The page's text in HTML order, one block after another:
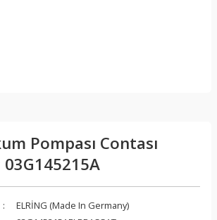
Pompası Contası
03G145215A
ELRİNG (Made In Germany)